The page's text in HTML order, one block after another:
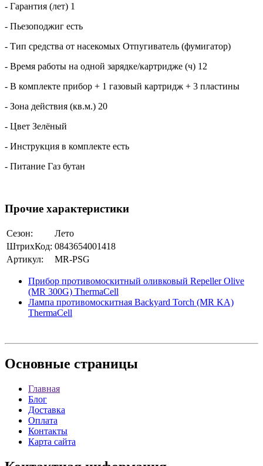
- Гарантия (лет) 1
- Пьезоподжиг есть
- Тип средства от насекомых Отпугиватель (фумигатор)
- Время работы на одной зарядке/картридже (ч) 12
- В комплекте прибор + 1 газовый картридж + 3 пластины
- Зона действия (кв.м.) 20
- Цвет Зелёный
- Инструкция в комплекте есть
- Питание Газ бутан
Прочие характеристики
Сезон:
Лето
ШтрихКод: 0843654001418
Артикул:
MR-PSG
Прибор противомоскитный оливковый Repeller Olive
(MR 300G) ThermaCell
Лампа противомоскитная Backyard Torch (MR KA)
ThermaCell
Основные страницы
Главная
Блог
Доставка
Оплата
Контакты
Карта сайта